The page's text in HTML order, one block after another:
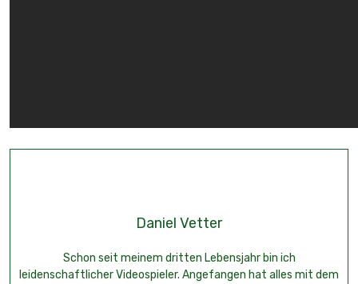
Daniel Vetter
Schon seit meinem dritten Lebensjahr bin ich
leidenschaftlicher Videospieler. Angefangen hat alles mit dem